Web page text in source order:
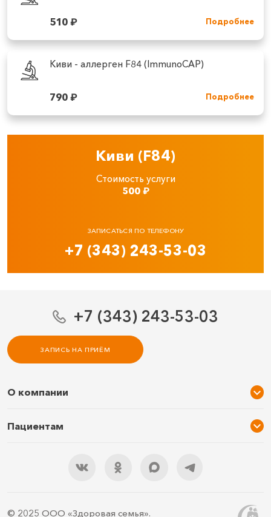
510₽ Подробнее
Киви - аллерген F84 (ImmunoCAP)
790₽ Подробнее
Киви (F84)
Стоимость услуги
500₽
ЗАПИСАТЬСЯ ПО ТЕЛЕФОНУ
+7 (343) 243-53-03
+7 (343) 243-53-03
ЗАПИСЬ НА ПРИЁМ
О компании
Услуги и цены
Пациентам
Подарочный сертификат
Правила подготовки
© 2025 ООО «Здоровая семья».